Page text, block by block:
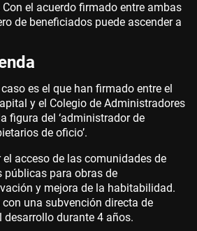
Con el acuerdo firmado entre ambas
de beneficiados puede ascender a
es el que han firmado entre el
y el Colegio de Administradores
figura del ‘administrador de
de oficio’.
acceso de las comunidades de
públicas para obras de
y mejora de la habitabilidad.
una subvención directa de
desarrollo durante 4 años.